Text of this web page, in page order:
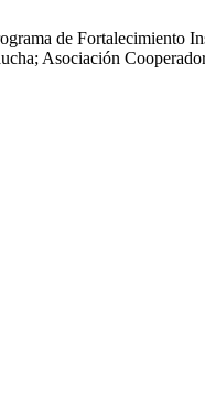
de Fortalecimiento
Asociación